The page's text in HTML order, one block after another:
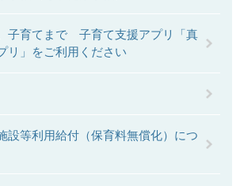
子育てまで 子育て支援アプリ「真
リ」をご利用ください
設等利用給付（保育料無償化）につ